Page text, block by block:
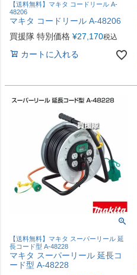
【送料無料】マキタ コードリール A-
48206
マキタ コードリール A-48206
買援隊 特別価格 ¥27,170税込
カートに入れる
【送料無料】マキタ スーパーリール 延
長コード型 A-48228
マキタ スーパーリール 延長コ
ード型 A-48228